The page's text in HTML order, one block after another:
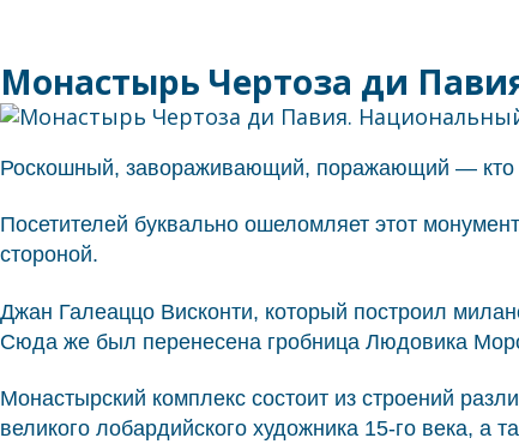
Монастырь Чертоза ди
Роскошный, завораживающий, поражающий — кто
Посетителей буквально ошеломляет этот
стороной.
Джан Галеаццо Висконти, который построил
Сюда же был перенесена гробница Людовика
Монастырский комплекс состоит из строений
великого лобардийского художника 15-го века, а